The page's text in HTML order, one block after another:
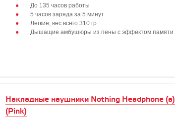
До 135 часов работы
5 часов заряда за 5 минут
Легкие, вес всего 310 гр
Дышащие амбушюры из пены с эффектом памяти
Накладные наушники Nothing Headphone (a)
(Pink)